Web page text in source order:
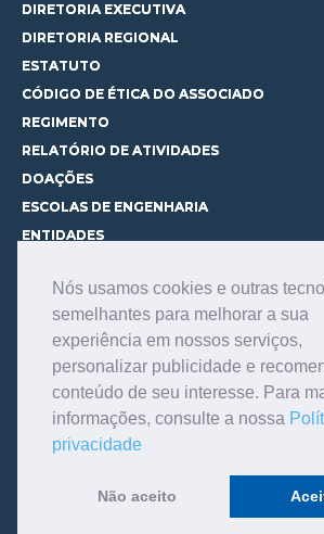
Nós usamos cookies e outras
semelhantes para melhorar a sua
experiência em nossos serviços,
personalizar publicidade e
conteúdo de seu interesse. Para
informações, consulte a nossa
privacidade
Não aceito
DIRETORIA EXECUTIVA
DIRETORIA REGIONAL
ESTATUTO
CÓDIGO DE ÉTICA DO ASSOCIADO
REGIMENTO
RELATÓRIO DE ATIVIDADES
DOAÇÕES
ESCOLAS DE ENGENHARIA
ENTIDADES
CURSOS
CONHEÇA OS CURSOS
CENTRAL DE MENTORIA
CONTATO
INFORMAÇÕES GERAIS